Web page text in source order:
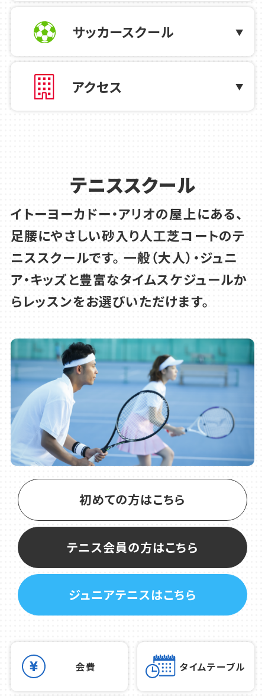
ゴールドスクールサッカーテクニックのレ
ッスンを体験しよう！
2026.06.21
7/20(月･祝) おひとり様のご参加OK ダブ
夏休み 短期集中 テニスレッスン 受講生
2026.06.07 テニス
30分ちょこっと テニス 無料体験！
2026.06.03 お知らせ
サッカースクール
アクセス
テニススクール
イトーヨーカドー・アリオの屋上にある、
足腰にやさしい砂入り人工芝コートのテ
ニススクールです。 一般（大人）・ジュニ
ア・キッズと豊富なタイムスケジュールか
らレッスンをお選びいただけます。
初めての方はこちら
テニス会員の方はこちら
ジュニアテニスはこちら
会費 タイムテーブル